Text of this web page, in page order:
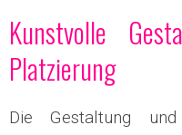
Kunstvolle
Platzierung
Die Gestaltung